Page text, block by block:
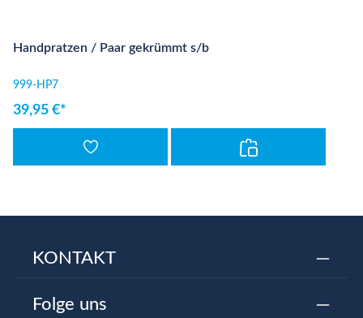
Handpratzen / Paar gekrümmt s/b
999-HP7
39,95 €*
KONTAKT
Folge uns